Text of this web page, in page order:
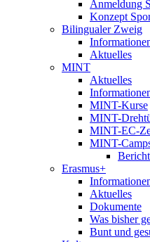
Anmeldung
Konzept
Bilingualer Zweig
Aktuelles
MINT
Aktuelles
MINT-Kurse
MINT-
MINT-EC-
MINT-
Erasmus+
Aktuelles
Dokumente
Was bisher
Bunt und